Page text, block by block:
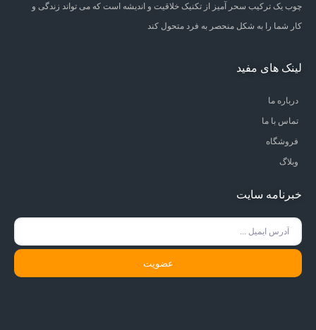
چوب یک ترکیب سحر آمیز از تکنیک خلاقیت و اندیشه است که می تواند زندگی و
کار شما را به شکل منحصر به فرد متحول کند
لینک های مفید
درباره ما
تماس با ما
فروشگاه
وبلاگ
خبرنامه سایت
عضویت